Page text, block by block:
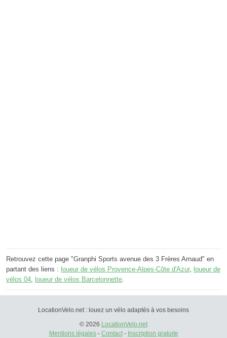
Retrouvez cette page "Granphi Sports avenue des 3 Frères Arnaud" en
partant des liens : loueur de vélos Provence-Alpes-Côte d'Azur, loueur de
vélos 04, loueur de vélos Barcelonnette.
LocationVelo.net : louez un vélo adaptés à vos besoins
© 2026 LocationVelo.net
Mentions légales- Contact- Inscription gratuite